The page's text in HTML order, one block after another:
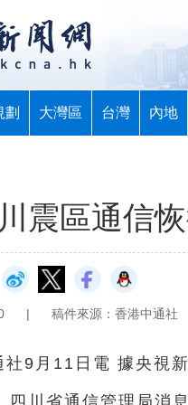
劃 大灣區 台灣 內地
震區通信
| 稿件來源：香港中通社
社9月11日電 據央視
四川省通信管理局消